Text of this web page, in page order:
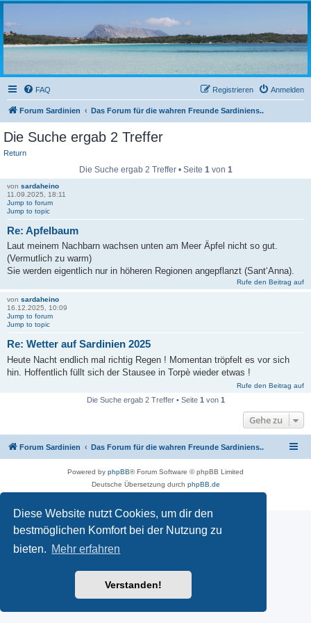
Diese Website nutzt Cookies, um dir den
bestmöglichen Komfort bei der Nutzung zu
bieten. Mehr erfahren
Verstanden!
sardinien-forum.org
Das Forum der Freunde Sardiniens
FAQ Anmelden
Registrieren
Forum Sardinien Das Forum für die wahren Freunde Sardiniens..
Die Suche ergab 2 Treffer
Return
Die Suche ergab 2 Treffer • Seite 1von 1
von sardaheino
11.09.2025, 18:11
Jump to forum
Jump to topic
Re: Apfelbaum
Laut meinem Nachbarn wachsen unten am Meer Äpfel nicht so gut.
(Vermutlich zu warm)
Sie werden eigentlich nur in höheren Regionen angepflanzt (Sant‘Anna).
Rufe den Beitrag auf
von sardaheino
16.12.2025, 10:09
Jump to forum
Jump to topic
Re: Wetter auf Sardinien 2025
Heute Nacht endlich mal richtig Regen ! Momentan tröpfelt es vor sich
hin. Hoffentlich füllt sich der Stausee in Torpè wieder etwas !
Rufe den Beitrag auf
Die Suche ergab 2 Treffer • Seite 1 von 1
Gehe zu
Forum Sardinien Das Forum für die wahren Freunde Sardiniens..
Powered by phpBB® Forum Software © phpBB Limited
Deutsche Übersetzung durch phpBB.de